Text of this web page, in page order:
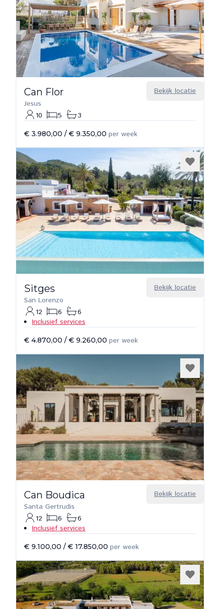
Bekijk locatie
Can Flor
Jesus
10
5 3
€ 3.980,00 / € 9.350,00 per week
Bekijk locatie
Sitges
San Lorenzo
12
6
6
Inclusief services
€ 4.870,00 / € 9.260,00 per week
Bekijk locatie
Can Boudica
Santa Gertrudis
12
6
6
Inclusief services
€ 9.100,00 / € 17.850,00 per week